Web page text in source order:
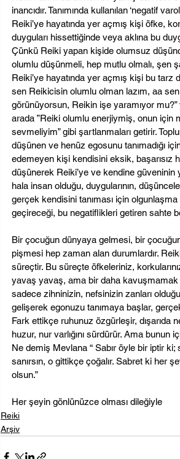
inancıdır. Tanımında kullanılan ‘negatif
Reiki’ye hayatında yer açmış kişi öfke,
duyguları hissettiğinde veya aklına bu
Çünkü Reiki yapan kişide olumsuz
olumlu düşünmeli, hep mutlu olmalı, şen
Reiki’ye hayatında yer açmış kişi bu tarz
sen Reikicisin olumlu olman lazım, aa
görünüyorsun, Reikin işe yaramıyor
arada ”Reiki olumlu enerjiymiş, onun için
sevmeliyim” gibi şartlanmaları getirir.
düşünen ve henüz egosunu tanımadığı
edemeyen kişi kendisini eksik, başarısız
düşünerek Reiki’ye ve kendine
hala insan olduğu, duygularının,
gerçek kendisini tanıması için
geçireceği, bu negatiflikleri getiren sahte
Bir çocuğun dünyaya gelmesi, bir
pişmesi hep zaman alan durumlardır.
süreçtir. Bu süreçte öfkeleriniz,
yavaş yavaş, ama bir daha kavuşmamak
sadece zihninizin, nefsinizin zanları
gelişerek egonuzu tanımaya başlar,
Fark ettikçe ruhunuz özgürleşir, dışarıda
huzur, nur varlığını sürdürür. Ama bunun
Ne demiş Mevlana “ Sabır öyle bir iptir
sanırsın, o gittikçe çoğalır. Sabret ki her
olsun.”
Her şeyin gönlünüzce olması dileğiyle
Reiki
Arşiv